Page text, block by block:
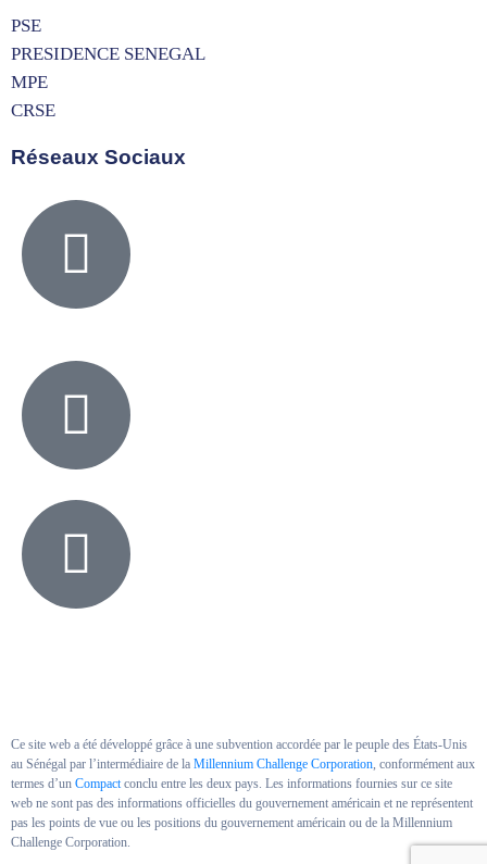
PSE
PRESIDENCE SENEGAL
MPE
CRSE
Réseaux Sociaux
Ce site web a été développé grâce à une subvention accordée par le peuple des États-Unis
au Sénégal par l’intermédiaire de la Millennium Challenge Corporation, conformément aux
termes d’un Compactconclu entre les deux pays. Les informations fournies sur ce site
web ne sont pas des informations officielles du gouvernement américain et ne représentent
pas les points de vue ou les positions du gouvernement américain ou de la Millennium
Challenge Corporation.